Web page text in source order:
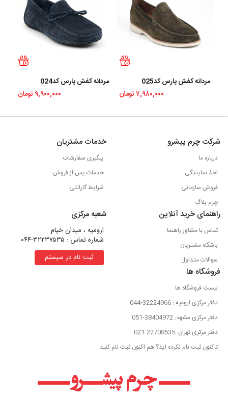
مردانه کفش پارس کد025
۷,۹۸۰,۰۰۰ تومان
مردانه کفش پارس کد024
۹,۹۰۰,۰۰۰ تومان
شرکت چرم پیشرو
درباره ما
اخذ نمایندگی
فروش سازمانی
چرم بلاگ
خدمات مشتریان
پیگیری سفارشات
خدمات پس از فروش
شرایط گارانتی
راهنمای خرید آنلاین
تماس با مشاور راهنما
باشگاه مشتریان
سوالات متداول
شعبه مرکزی
ارومیه ، میدان خیام
شماره تماس : ۳۲۲۳۷۵۳۵-۰۴۴
ثبت نام در سیستم
فروشگاه ها
لیست فروشگاه ها
دفتر مرکزی ارومیه : 32224966-044
دفتر مرکزی مشهد: 38404972-051
دفتر مرکزی تهران: 22708535-021
تاکنون ثبت نام نکرده اید؟ هم اکنون ثبت نام کنید